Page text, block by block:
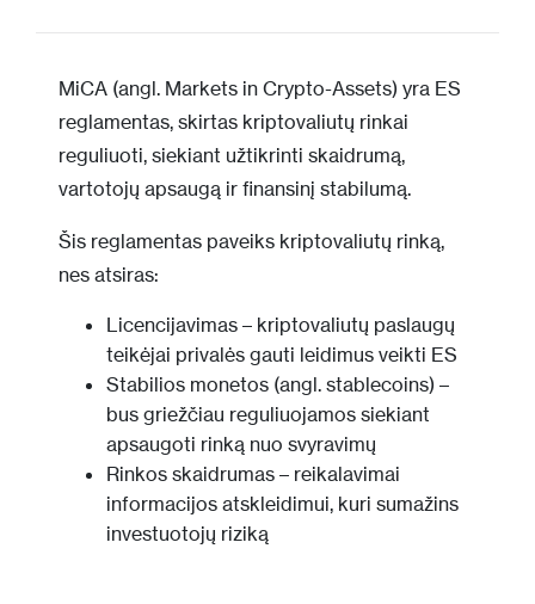
MiCA (angl. Markets in Crypto-Assets) yra ES
reglamentas, skirtas kriptovaliutų rinkai
reguliuoti, siekiant užtikrinti skaidrumą,
vartotojų apsaugą ir finansinį stabilumą.
Šis reglamentas paveiks kriptovaliutų rinką,
nes atsiras:
Licencijavimas – kriptovaliutų paslaugų
teikėjai privalės gauti leidimus veikti ES
Stabilios monetos (angl. stablecoins) –
bus griežčiau reguliuojamos siekiant
apsaugoti rinką nuo svyravimų
Rinkos skaidrumas – reikalavimai
informacijos atskleidimui, kuri sumažins
investuotojų riziką